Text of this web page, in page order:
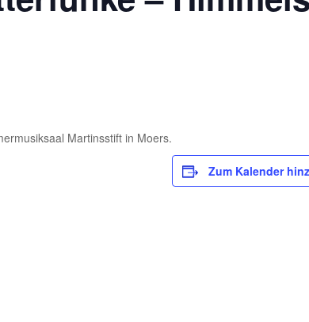
Martinsstift in Moers.
Zum Kalender